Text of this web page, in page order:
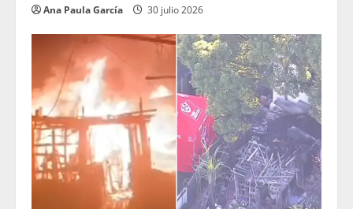
Ana Paula García 30 julio 2026